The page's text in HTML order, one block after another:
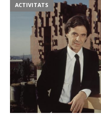
ACTIVITATS